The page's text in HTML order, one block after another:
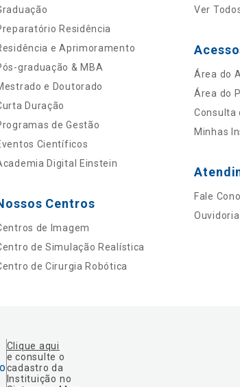
Residência
e Aprimoramento
graduação & MBA
e Doutorado
Duração
de Gestão
Científicos
Digital Einstein
Centros
de Imagem
de Simulação Realística
de Cirurgia Robótica
Ver
Área do
Área do
Consulta
Minhas
Fale
Ouvidoria
Clique aqui
e consulte o
cadastro da
Instituição no